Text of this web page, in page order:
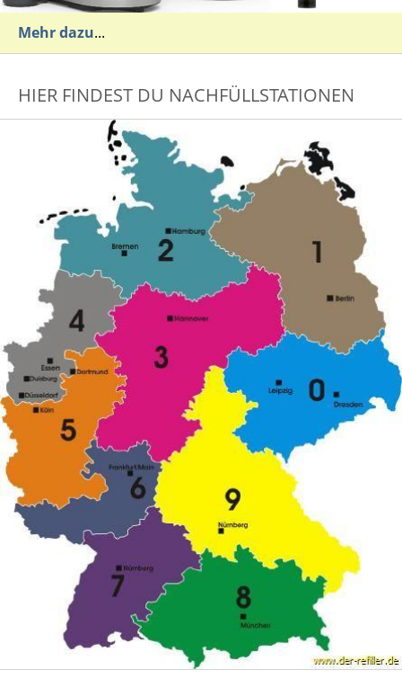
Mehr dazu...
HIER FINDEST DU NACHFÜLLSTATIONEN